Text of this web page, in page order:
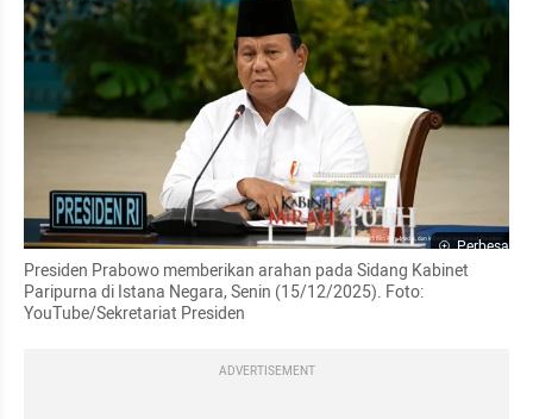
Perbesar
Presiden Prabowo memberikan arahan pada Sidang Kabinet
Paripurna di Istana Negara, Senin (15/12/2025). Foto:
YouTube/Sekretariat Presiden
ADVERTISEMENT